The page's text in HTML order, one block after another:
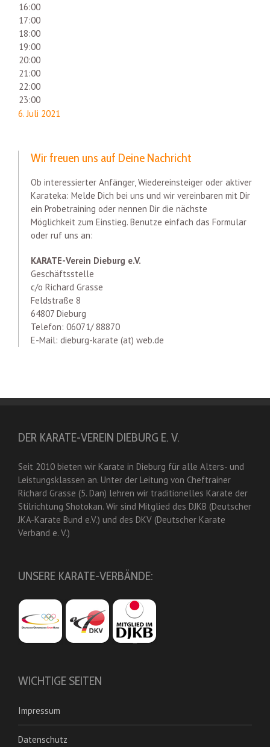
16:00
17:00
18:00
19:00
20:00
21:00
22:00
23:00
6. Juli 2021
Wir freuen uns auf Deine Nachricht
Ob interessierter Anfänger, Wiedereinsteiger oder aktiver
Karateka: Melde Dich bei uns und wir vereinbaren mit Dir
ein Probetraining oder nennen Dir die nächste
Möglichkeit zum Einstieg. Benutze einfach das Formular
oder ruf uns an:
KARATE-Verein Dieburg e.V.
Geschäftsstelle
c/o Richard Grasse
Feldstraße 8
64807 Dieburg
Telefon: 06071/ 88870
E-Mail: dieburg-karate (at) web.de
DER KARATE-VEREIN DIEBURG E. V.
Seit 2010 bieten wir Karate in Dieburg für alle Alters- und
Leistungsklassen an. Unter der Leitung von Cheftrainer
Richard Grasse (5. Dan) lehren wir traditionelles Karate der
Stilrichtung Shotokan. Wir sind Mitglied des DJKB (Deutscher
JKA-Karate Bund e.V.) und des DKV (Deutscher Karate
Verband e. V.)
UNSERE KARATE-VERBÄNDE:
WICHTIGE SEITEN
Impressum
Datenschutz